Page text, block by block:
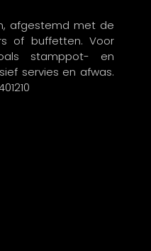
afgestemd met de
of buffetten. Voor
stamppot- en
servies en afwas.